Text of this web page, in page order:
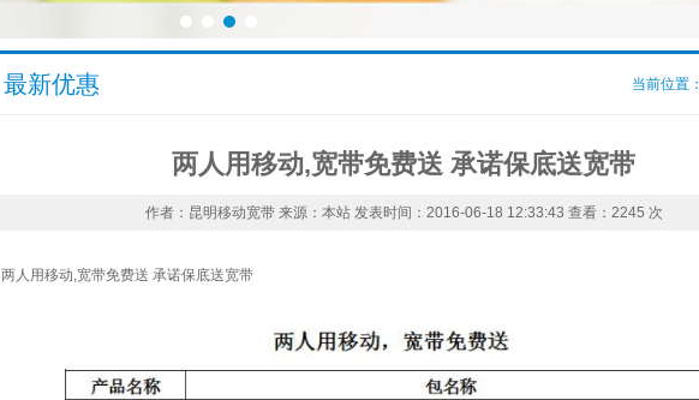
最新优惠 当前位置：
两人用移动,宽带免费送 承诺保底送宽带
作者：昆明移动宽带 来源：本站 发表时间：2016-06-18 12:33:43 查看： 2245 次
两人用移动,宽带免费送 承诺保底送宽带